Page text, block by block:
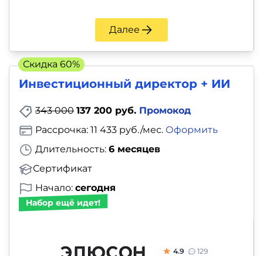
Далее
Инвестиционный директор + ИИ
343 000 137 200 руб. Промокод
Длительность: 6 месяцев
Сертификат
Рассрочка: 11 433 руб./мес. Оформить
Начало: сегодня
Набор ещё идет!
4.9 129
Скидка 60%